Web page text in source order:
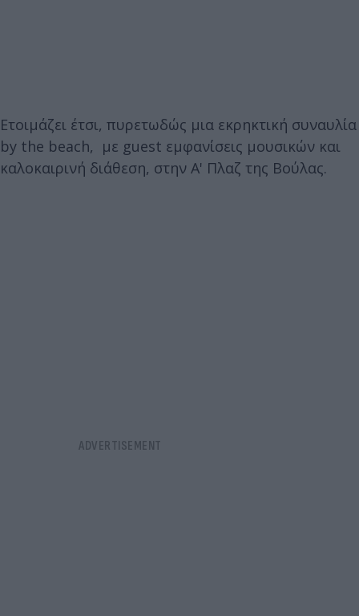
Ετοιμάζει έτσι, πυρετωδώς μια εκρηκτική συναυλία
by the beach, με guest εμφανίσεις μουσικών και
καλοκαιρινή διάθεση, στην Α' Πλαζ της Βούλας.